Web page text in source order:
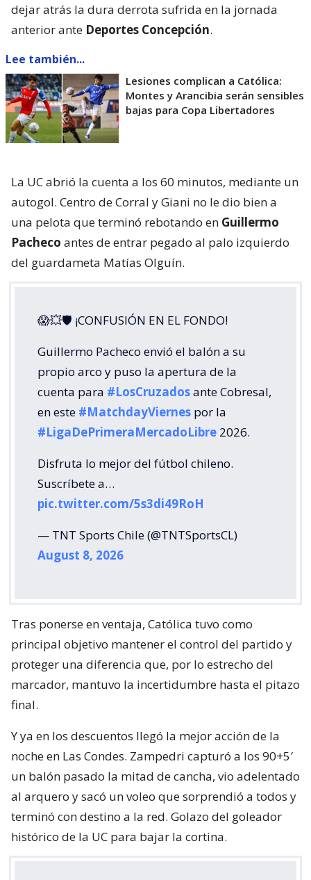
dejar atrás la dura derrota sufrida en la jornada
anterior ante Deportes Concepción.
Lee también...
Lesiones complican a Católica:
Montes y Arancibia serán sensibles
bajas para Copa Libertadores
La UC abrió la cuenta a los 60 minutos, mediante un
autogol. Centro de Corral y Giani no le dio bien a
una pelota que terminó rebotando en Guillermo
Pacheco antes de entrar pegado al palo izquierdo
del guardameta Matías Olguín.
😱💥🛡 ¡CONFUSIÓN EN EL FONDO!
Guillermo Pacheco envió el balón a su
propio arco y puso la apertura de la
cuenta para #LosCruzadosante Cobresal,
en este #MatchdayViernes por la
#LigaDePrimeraMercadoLibre 2026.
Disfruta lo mejor del fútbol chileno.
Suscríbete a…
pic.twitter.com/5s3di49RoH
— TNT Sports Chile (@TNTSportsCL)
August 8, 2026
Tras ponerse en ventaja, Católica tuvo como
principal objetivo mantener el control del partido y
proteger una diferencia que, por lo estrecho del
marcador, mantuvo la incertidumbre hasta el pitazo
final.
Y ya en los descuentos llegó la mejor acción de la
noche en Las Condes. Zampedri capturó a los 90+5′
un balón pasado la mitad de cancha, vio adelentado
al arquero y sacó un voleo que sorprendió a todos y
terminó con destino a la red. Golazo del goleador
histórico de la UC para bajar la cortina.